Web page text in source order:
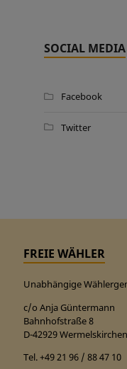
SOCIAL MEDIA
Facebook
Twitter
FREIE WÄHLER
Unabhängige
c/o Anja Güntermann
Bahnhofstraße 8
D-42929 Wermelskirchen
Tel. +49 21 96 / 88 47 10